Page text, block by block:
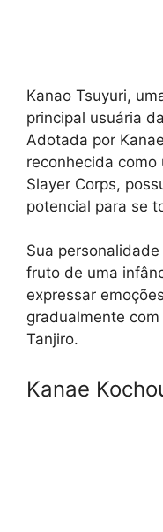
Kanao Tsuyuri,
principal usuária
Adotada por
reconhecida como
Slayer Corps,
potencial para se
Sua
fruto de uma
expressar
gradualmente
Tanjiro.
Kanae